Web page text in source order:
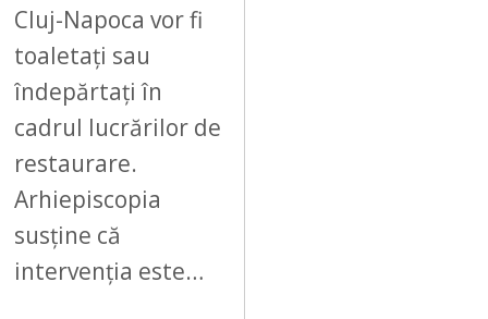
Cluj-Napoca vor fi
toaletați sau
îndepărtați în
cadrul lucrărilor de
restaurare.
Arhiepiscopia
susține că
intervenția este…